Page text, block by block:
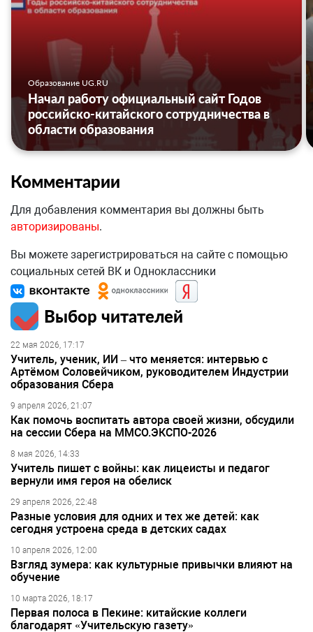
Образование UG.RU
Начал работу официальный сайт Годов
российско-китайского сотрудничества в
области образования
Комментарии
Для добавления комментария вы должны быть
авторизированы.
Вы можете зарегистрироваться на сайте с помощью
социальных сетей ВК и Одноклассники
Выбор читателей
22 мая 2026, 17:17
Учитель, ученик, ИИ – что меняется: интервью с
Артёмом Соловейчиком, руководителем Индустрии
образования Сбера
9 апреля 2026, 21:07
Как помочь воспитать автора своей жизни, обсудили
на сессии Сбера на ММСО.ЭКСПО-2026
8 мая 2026, 14:33
Учитель пишет с войны: как лицеисты и педагог
вернули имя героя на обелиск
29 апреля 2026, 22:48
Разные условия для одних и тех же детей: как
сегодня устроена среда в детских садах
10 апреля 2026, 12:00
Взгляд зумера: как культурные привычки влияют на
обучение
10 марта 2026, 18:17
Первая полоса в Пекине: китайские коллеги
благодарят «Учительскую газету»